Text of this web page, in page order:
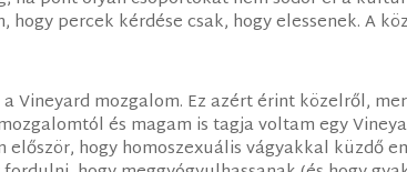
hogy percek kérdése csak, hogy elessenek. A
Vineyard mozgalom. Ez azért érint közelről,
és magam is tagja voltam egy
hogy homoszexuális vágyakkal küzdő